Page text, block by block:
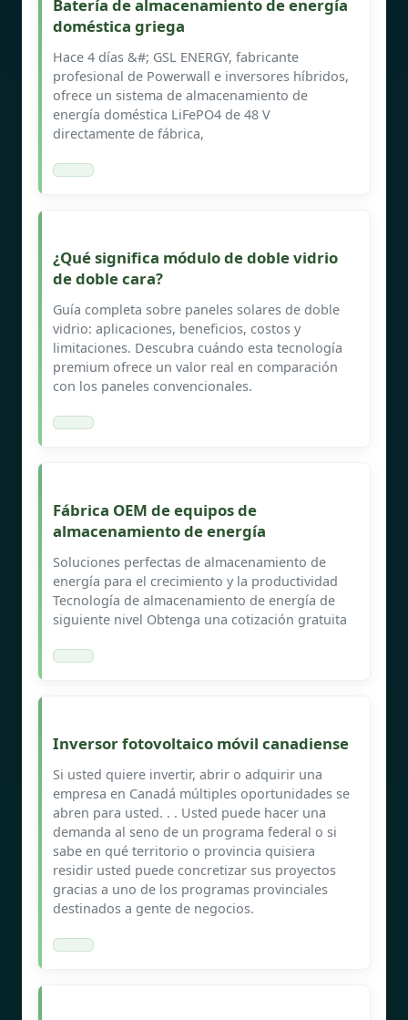
Batería de almacenamiento de energía
doméstica griega
Hace 4 días &#; GSL ENERGY, fabricante
profesional de Powerwall e inversores híbridos,
ofrece un sistema de almacenamiento de
energía doméstica LiFePO4 de 48 V
directamente de fábrica,
¿Qué significa módulo de doble vidrio
de doble cara?
Guía completa sobre paneles solares de doble
vidrio: aplicaciones, beneficios, costos y
limitaciones. Descubra cuándo esta tecnología
premium ofrece un valor real en comparación
con los paneles convencionales.
Fábrica OEM de equipos de
almacenamiento de energía
Soluciones perfectas de almacenamiento de
energía para el crecimiento y la productividad
Tecnología de almacenamiento de energía de
siguiente nivel Obtenga una cotización gratuita
Inversor fotovoltaico móvil canadiense
Si usted quiere invertir, abrir o adquirir una
empresa en Canadá múltiples oportunidades se
abren para usted. . . Usted puede hacer una
demanda al seno de un programa federal o si
sabe en qué territorio o provincia quisiera
residir usted puede concretizar sus proyectos
gracias a uno de los programas provinciales
destinados a gente de negocios.